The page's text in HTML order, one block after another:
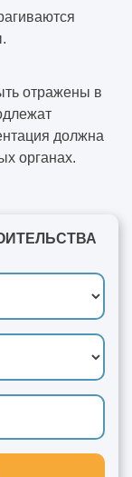
отражены в
должна
органах.